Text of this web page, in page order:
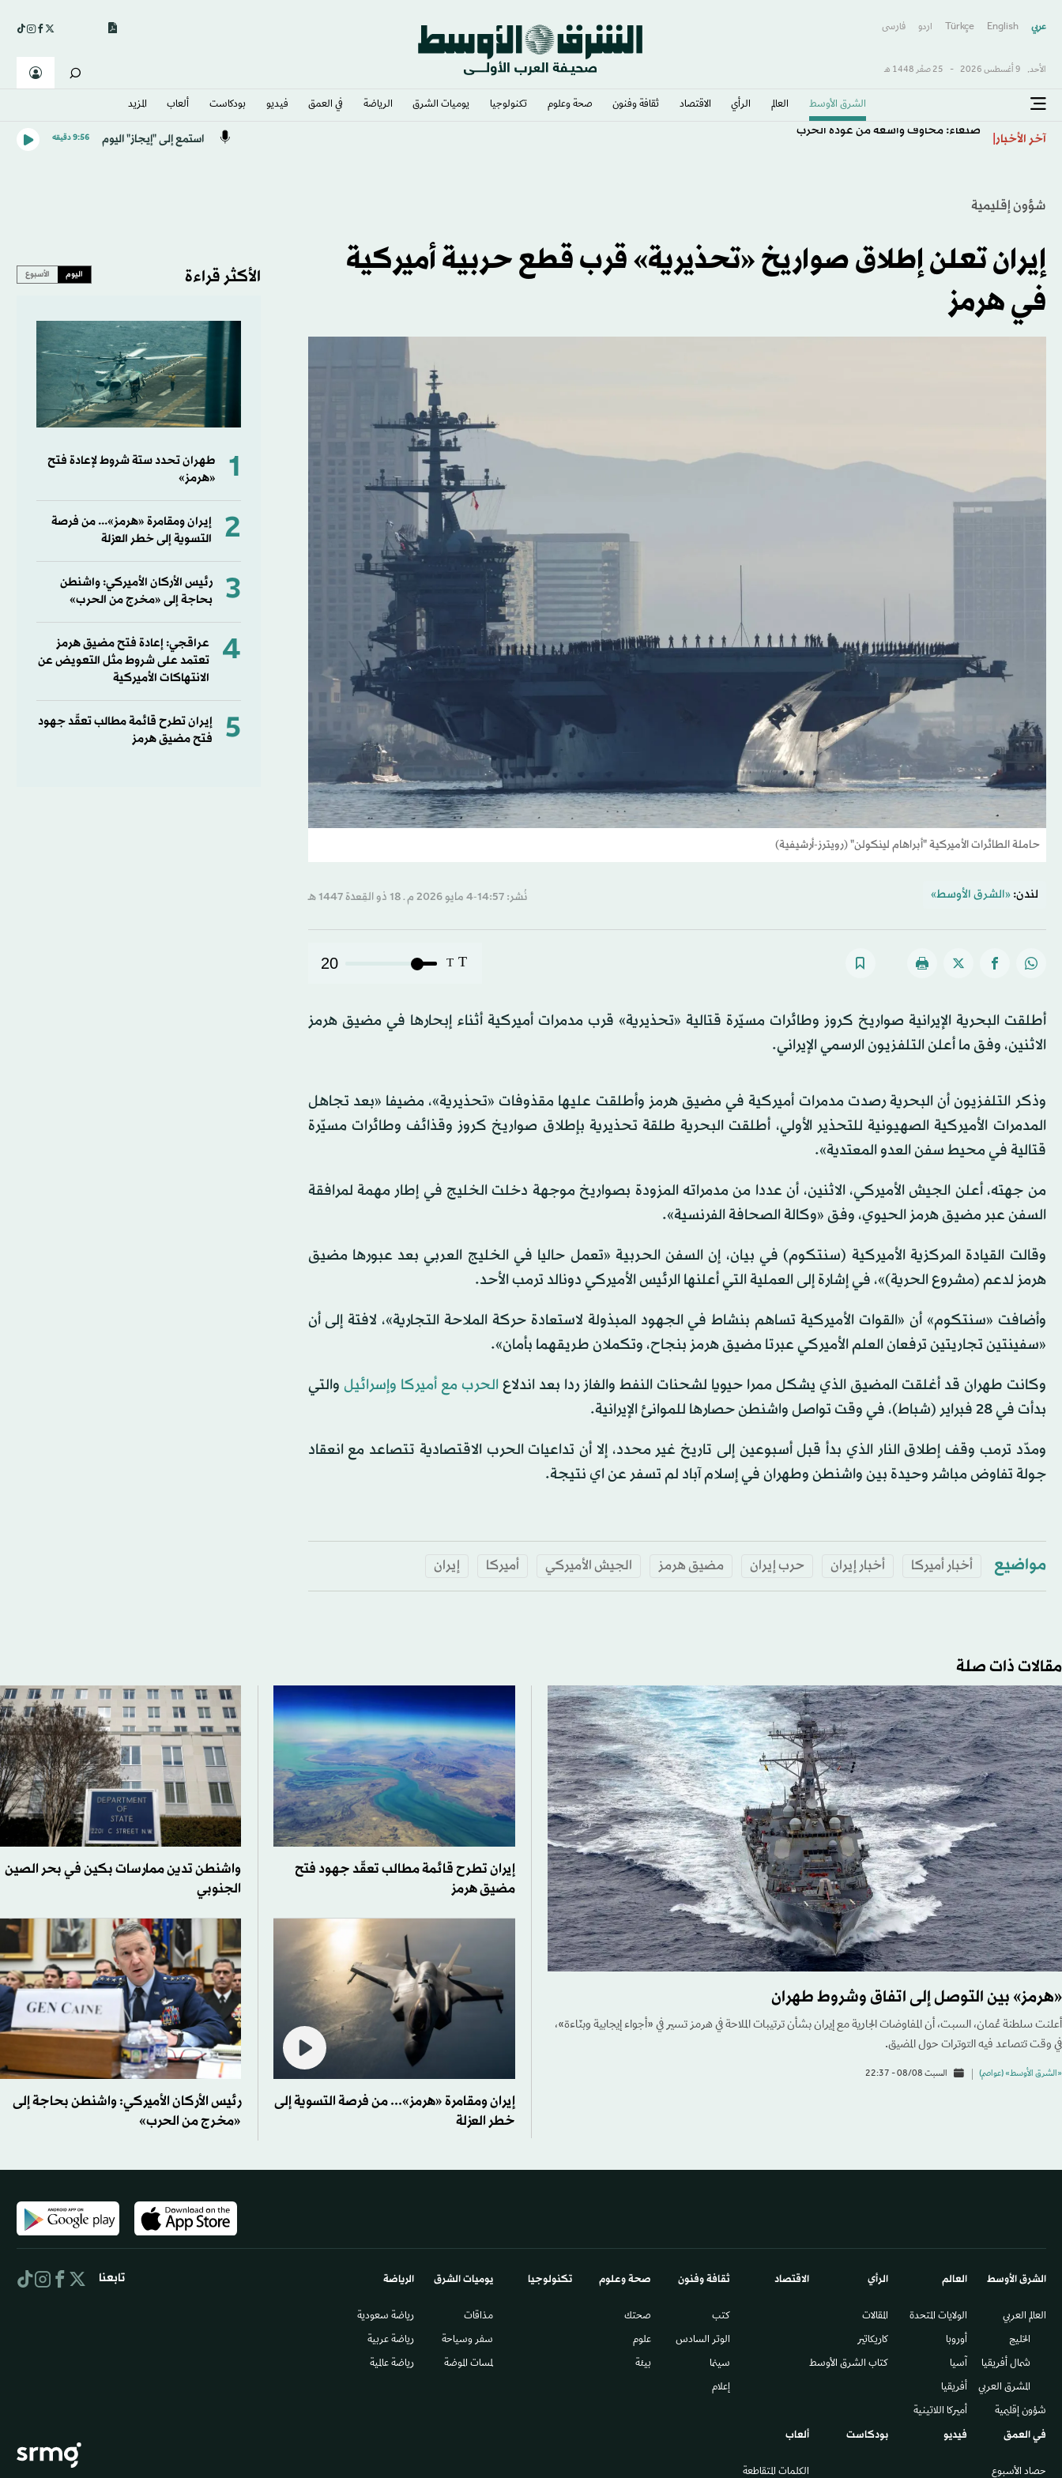
عربي English
Türkçe اردو فارسى
الأحد, 9 أغسطس 2026 - 25 صفَر 1448 هـ
الشرق الأوسط​ العالم الرأي الاقتصاد ثقافة وفنون صحة وعلوم تكنولوجيا يوميات الشرق​ الرياضة في العمق فيديو بودكاست ألعاب المزيد
آخر الأخبار صنعاء: مخاوف واسعة من عودة الحرب استمع إلى "إيجاز" اليوم 9:56 دقيقه
شؤون إقليمية
إيران تعلن إطلاق صواريخ «تحذيرية» قرب قطع حربية أميركية
في هرمز
حاملة الطائرات الأميركية "أبراهام لينكولن" (رويترز-أرشيفية)
لندن: «الشرق الأوسط» نُشر: 14:57-4 مايو 2026 م ـ 18 ذو القِعدة 1447 هـ
T
T
20
أطلقت البحرية الإيرانية صواريخ كروز وطائرات مسيّرة قتالية «تحذيرية» قرب مدمرات أميركية أثناء إبحارها في مضيق هرمز
الاثنين، وفق ما أعلن التلفزيون الرسمي الإيراني.
وذكر التلفزيون أن البحرية رصدت مدمرات أميركية في مضيق هرمز وأطلقت عليها مقذوفات «تحذيرية»، مضيفا «بعد تجاهل
المدمرات الأميركية الصهيونية للتحذير الأولي، أطلقت البحرية طلقة تحذيرية بإطلاق صواريخ كروز وقذائف وطائرات مسيّرة
قتالية في محيط سفن العدو المعتدية».
من جهته، أعلن الجيش الأميركي، الاثنين، أن عددا من مدمراته المزودة بصواريخ موجهة دخلت الخليج في إطار مهمة لمرافقة
السفن عبر مضيق هرمز الحيوي، وفق «وكالة الصحافة الفرنسية».
وقالت القيادة المركزية الأميركية (سنتكوم) في بيان، إن السفن الحربية «تعمل حاليا في الخليج العربي بعد عبورها مضيق
هرمز لدعم (مشروع الحرية)»، في إشارة إلى العملية التي أعلنها الرئيس الأميركي دونالد ترمب الأحد.
وأضافت «سنتكوم» أن «القوات الأميركية تساهم بنشاط في الجهود المبذولة لاستعادة حركة الملاحة التجارية»، لافتة إلى أن
«سفينتين تجاريتين ترفعان العلم الأميركي عبرتا مضيق هرمز بنجاح، وتكملان طريقهما بأمان».
وكانت طهران قد أغلقت المضيق الذي يشكل ممرا حيويا لشحنات النفط والغاز ردا بعد اندلاع الحرب مع أميركا وإسرائيل والتي
بدأت في 28 فبراير (شباط)، في وقت تواصل واشنطن حصارها للموانئ الإيرانية.
ومدّد ترمب وقف إطلاق النار الذي بدأ قبل أسبوعين إلى تاريخ غير محدد، إلا أن تداعيات الحرب الاقتصادية تتصاعد مع انعقاد
جولة تفاوض مباشر وحيدة بين واشنطن وطهران في إسلام آباد لم تسفر عن اي نتيجة.
مواضيع أخبار أميركا أخبار إيران حرب إيران مضيق هرمز الجيش الأميركي أميركا إيران
الأكثر قراءة اليوم الأسبوع
1
طهران تحدد ستة شروط لإعادة فتح
«هرمز»
2
إيران ومقامرة «هرمز»... من فرصة
التسوية إلى خطر العزلة
3
رئيس الأركان الأميركي: واشنطن
بحاجة إلى «مخرج من الحرب»
4
عراقجي: إعادة فتح مضيق هرمز
تعتمد على شروط مثل التعويض عن
الانتهاكات الأميركية
5
إيران تطرح قائمة مطالب تعقّد جهود
فتح مضيق هرمز
مقالات ذات صلة
«هرمز» بين التوصل إلى اتفاق وشروط طهران
أعلنت سلطنة عُمان، السبت، أن المفاوضات الجارية مع إيران بشأن ترتيبات الملاحة في هرمز تسير في «أجواء إيجابية وبنّاءة»،
في وقت تتصاعد فيه التوترات حول المضيق.
«الشرق الأوسط» (عواصم) السبت 08/08 - 22:37
إيران تطرح قائمة مطالب تعقّد جهود فتح
مضيق هرمز
واشنطن تدين ممارسات بكين في بحر الصين
الجنوبي
إيران ومقامرة «هرمز»... من فرصة التسوية إلى
خطر العزلة
رئيس الأركان الأميركي: واشنطن بحاجة إلى
«مخرج من الحرب»
الشرق الأوسط​
العالم العربي
الخليج
شمال أفريقيا
المشرق العربي
شؤون إقليمية
العالم
الولايات المتحدة
أوروبا
آسيا
أفريقيا
أميركا اللاتينية
الرأي
المقالات
كاريكاتير
كتاب الشرق الأوسط
الاقتصاد ثقافة وفنون
كتب
الوتر السادس​
سينما
إعلام
صحة وعلوم
صحتك
علوم
بيئة
تكنولوجيا يوميات الشرق​
مذاقات
سفر وسياحة
لمسات الموضة
الرياضة
رياضة سعودية
رياضة عربية
رياضة عالمية
في العمق
حصاد الأسبوع
فيديو بودكاست ألعاب
الكلمات المتقاطعة
تابعنا